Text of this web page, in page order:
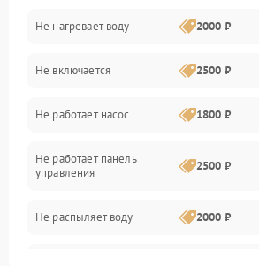
Датчики
Нагрев
Вода
Гигиена
Программное обеспечение
Не нагревает воду 2000 ₽
Не включается 2500 ₽
Не работает насос 1800 ₽
Не работает панель
управления
2500 ₽
Не распыляет воду 2000 ₽